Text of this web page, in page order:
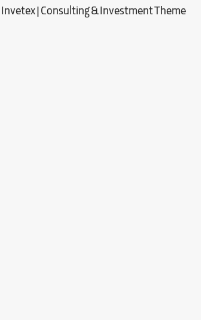
Invetex | Consulting & Investment Theme